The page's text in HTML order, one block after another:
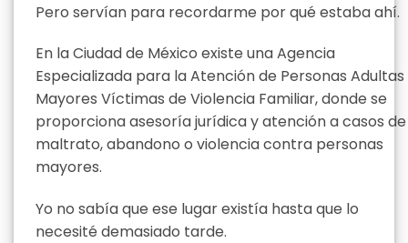
Pero servían para recordarme por qué estaba ahí.
En la Ciudad de México existe una Agencia
Especializada para la Atención de Personas Adultas
Mayores Víctimas de Violencia Familiar, donde se
proporciona asesoría jurídica y atención a casos de
maltrato, abandono o violencia contra personas
mayores.
Yo no sabía que ese lugar existía hasta que lo
necesité demasiado tarde.